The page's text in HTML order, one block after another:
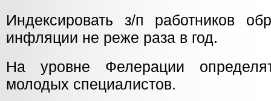
Индексировать з/п работников
инфляции не реже раза в год.
На уровне Фелерации
молодых специалистов.